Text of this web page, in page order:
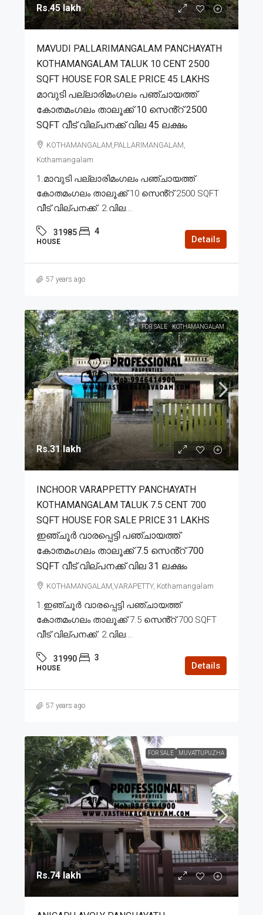
Rs.45 lakh
MAVUDI PALLARIMANGALAM PANCHAYATH
KOTHAMANGALAM TALUK 10 CENT 2500
SQFT HOUSE FOR SALE PRICE 45 LAKHS
മാവുടി പല്ലാരിമംഗലം പഞ്ചായത്ത്
കോതമംഗലം താലൂക്ക് 10 സെൻ്റ് 2500
SQFT വീട് വില്പനക്ക് വില 45 ലക്ഷം
KOTHAMANGALAM,PALLARIMANGALAM,
Kothamangalam
1.മാവുടി പല്ലാരിമംഗലം പഞ്ചായത്ത്
കോതമംഗലം താലൂക്ക് 10 സെൻ്റ് 2500 SQFT
വീട് വില്പനക്ക്. 2.വില...
31985 4
HOUSE Details
57 years ago
FOR SALE KOTHAMANGALAM
Rs.31 lakh
INCHOOR VARAPPETTY PANCHAYATH
KOTHAMANGALAM TALUK 7.5 CENT 700
SQFT HOUSE FOR SALE PRICE 31 LAKHS
ഇഞ്ചൂർ വാരപ്പെട്ടി പഞ്ചായത്ത്
കോതമംഗലം താലൂക്ക് 7.5 സെൻ്റ് 700
SQFT വീട് വില്പനക്ക് വില 31 ലക്ഷം
KOTHAMANGALAM,VARAPETTY, Kothamangalam
1.ഇഞ്ചൂർ വാരപ്പെട്ടി പഞ്ചായത്ത്
കോതമംഗലം താലൂക്ക് 7.5 സെൻ്റ് 700 SQFT
വീട് വില്പനക്ക്. 2.വില...
31990 3
HOUSE Details
57 years ago
FOR SALE MUVATTUPUZHA
Rs.74 lakh